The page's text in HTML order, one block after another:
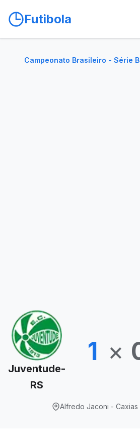
Futibola
Campeonato Brasileiro - Série B
Juventude-
RS
1 ×
Alfredo Jaconi - Caxias